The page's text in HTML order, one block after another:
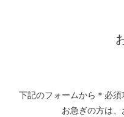
下記のフォームから＊必
お急ぎの方は